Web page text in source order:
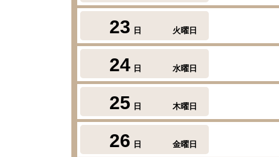
23 日 火曜日
24 日 水曜日
25 日 木曜日
26 日 金曜日